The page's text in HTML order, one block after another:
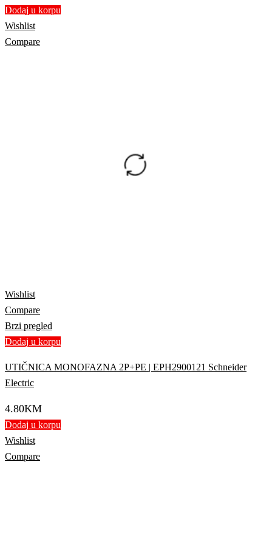
Dodaj u korpu
Wishlist
Compare
Wishlist
Compare
Brzi pregled
Dodaj u korpu
UTIČNICA MONOFAZNA 2P+PE | EPH2900121 Schneider
Electric
4.80KM
Dodaj u korpu
Wishlist
Compare